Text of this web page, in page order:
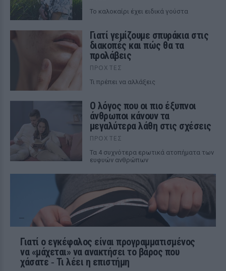
To καλοκαίρι έχει ειδικά γούστα
Γιατί γεμίζουμε σπυράκια στις
διακοπές και πώς θα τα
προλάβεις
ΠΡΟΧΤΈΣ
Τι πρέπει να αλλάξεις
Ο λόγος που οι πιο έξυπνοι
άνθρωποι κάνουν τα
μεγαλύτερα λάθη στις σχέσεις
ΠΡΟΧΤΈΣ
Τα 4 συχνότερα ερωτικά ατοπήματα των
ευφυών ανθρώπων
Γιατί ο εγκέφαλος είναι προγραμματισμένος
να «μάχεται» να ανακτήσει το βάρος που
χάσατε ‑ Τι λέει η επιστήμη